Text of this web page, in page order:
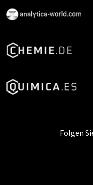
Folgen